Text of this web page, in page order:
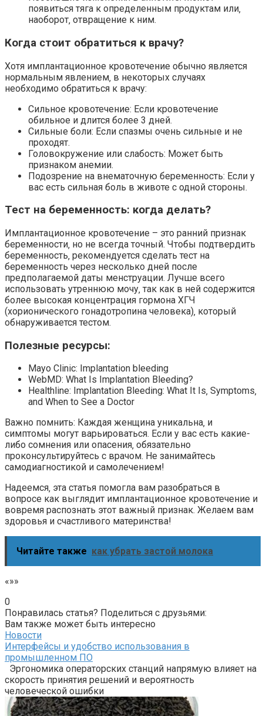
появиться тяга к определенным продуктам или‚
наоборот‚ отвращение к ним.
Когда стоит обратиться к врачу?
Хотя имплантационное кровотечение обычно является
нормальным явлением‚ в некоторых случаях
необходимо обратиться к врачу:
Сильное кровотечение: Если кровотечение
обильное и длится более 3 дней.
Сильные боли: Если спазмы очень сильные и не
проходят.
Головокружение или слабость: Может быть
признаком анемии.
Подозрение на внематочную беременность: Если у
вас есть сильная боль в животе с одной стороны.
Тест на беременность: когда делать?
Имплантационное кровотечение – это ранний признак
беременности‚ но не всегда точный. Чтобы подтвердить
беременность‚ рекомендуется сделать тест на
беременность через несколько дней после
предполагаемой даты менструации. Лучше всего
использовать утреннюю мочу‚ так как в ней содержится
более высокая концентрация гормона ХГЧ
(хорионического гонадотропина человека)‚ который
обнаруживается тестом.
Полезные ресурсы:
Mayo Clinic: Implantation bleeding
WebMD: What Is Implantation Bleeding?
Healthline: Implantation Bleeding: What It Is‚ Symptoms‚
and When to See a Doctor
Важно помнить: Каждая женщина уникальна‚ и
симптомы могут варьироваться. Если у вас есть какие-
либо сомнения или опасения‚ обязательно
проконсультируйтесь с врачом. Не занимайтесь
самодиагностикой и самолечением!
Надеемся‚ эта статья помогла вам разобраться в
вопросе как выглядит имплантационное кровотечение и
вовремя распознать этот важный признак. Желаем вам
здоровья и счастливого материнства!
Читайте также как убрать застой молока
«»»
0
Понравилась статья? Поделиться с друзьями:
Вам также может быть интересно
Новости
Интерфейсы и удобство использования в
промышленном ПО
Эргономика операторских станций напрямую влияет на
скорость принятия решений и вероятность
человеческой ошибки